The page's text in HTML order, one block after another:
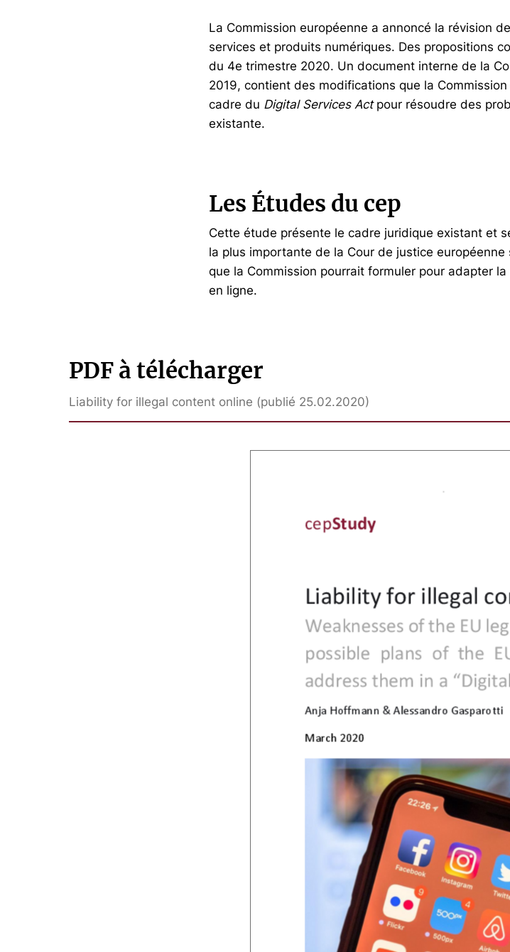
La Commission européenne a annoncé la révision
services et produits numériques. Des propositions
du 4e trimestre 2020. Un document interne de la
2019, contient des modifications que la
cadre du Digital Services Actpour résoudre des
existante.
Les Études du cep
Cette étude présente le cadre juridique existant et
la plus importante de la Cour de justice
que la Commission pourrait formuler pour adapter
en ligne.
PDF à télécharger
Liability for illegal content online (publié 25.02.2020)